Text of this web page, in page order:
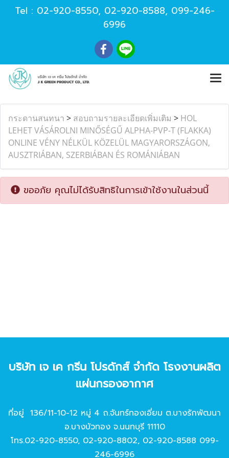
Tel : 02-920-8550, 02-920-8588, 099-246-
6996
กระดานสนทนา > สอบถามรายละเอียดเพิ่มเติม > HOL
LEHET VÁSÁROLNI MINŐSÉGŰ ALPHA-PVP-T (FLAKKA)
ONLINE VÉNY NÉLKÜL KÖZELÜL MAGYARORSZÁGON,
AUSZTRIÁBAN, SZERBIÁBAN ÉS ROMÁNIÁBAN
ขออภัย คุณไม่ได้รับสิทธิในการเข้าใช้งานในส่วนนี้
บริษัท เจ เค กรีน โปรดักส์ จํากัด โรงงานผลิต
แผ่นกรองอากาศ
ที่อยู่ 136/11-10-12 หมู่ 4 ถ.จันทร์ทองเอี่ยม ต.บางรักพัฒนา
อ.บางบัวทอง จ.นนทบุรี 11110
โทร.02-920-8550, 02-920-8802, 02-920-8588 099-
246-6996